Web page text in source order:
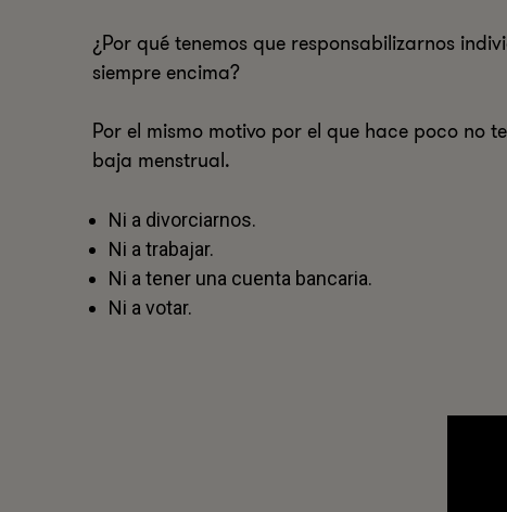
¿Por qué tenemos que responsabilizarnos
siempre encima?
Por el mismo motivo por el que hace poco no
baja menstrual.
Ni a divorciarnos.
Ni a trabajar.
Ni a tener una cuenta bancaria.
Ni a votar.